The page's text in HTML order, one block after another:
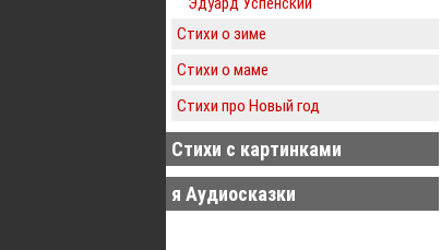
Стихи о зиме
Стихи о маме
Стихи про Новый год
Стихи с картинками
я Аудиосказки